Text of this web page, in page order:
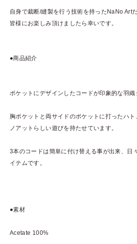
自身で裁断/縫製を行う技術を持ったNaNo Art
皆様にお楽しみ頂けましたら幸いです。
●商品紹介
ポケットにデザインしたコードが印象的な羽織
胸ポケットと両サイドのポケットに打ったハ
ノアットらしい遊びを持たせています。
3本のコードは簡単に付け替える事が出来、日
イテムです。
●素材
Acetate 100%